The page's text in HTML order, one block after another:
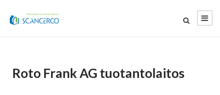
Roto Frank AG tuotantolaitos